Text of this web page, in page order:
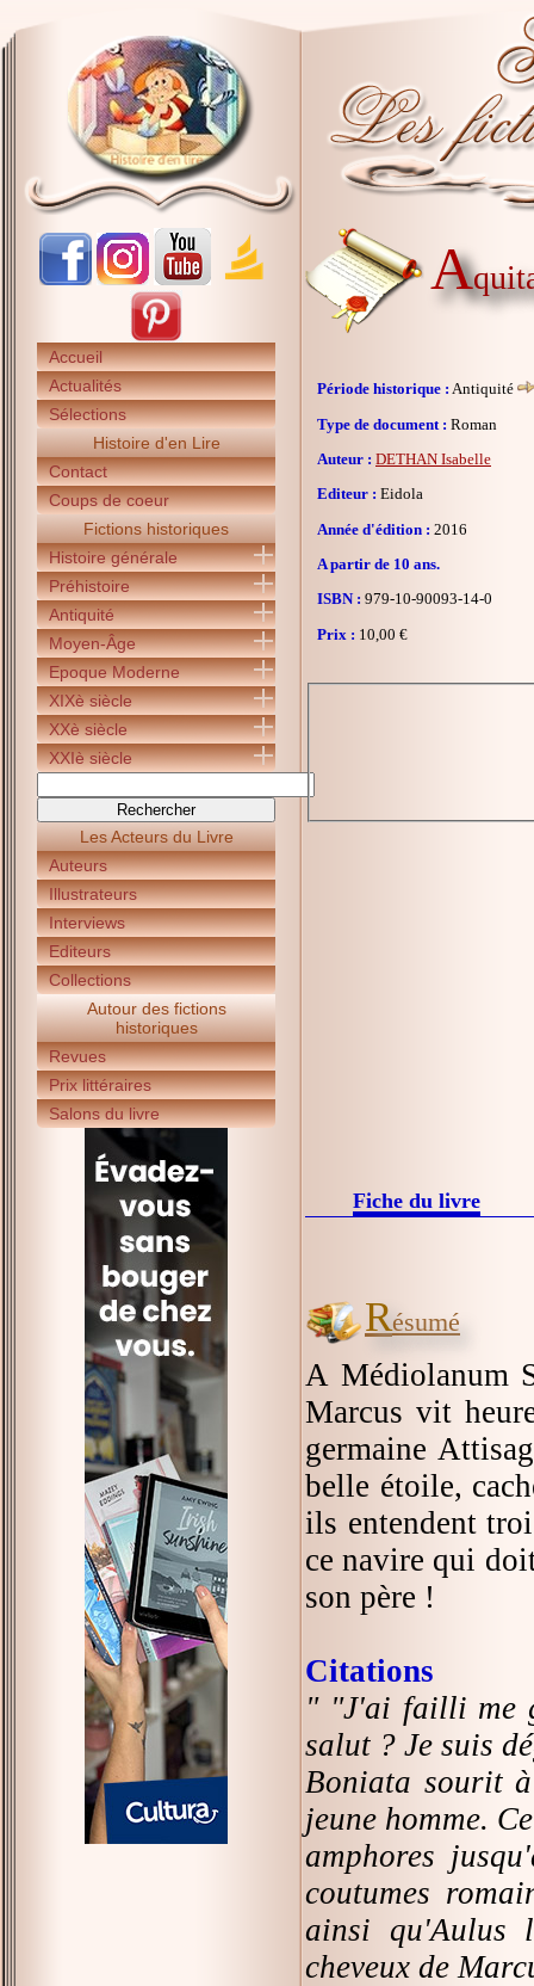
Accueil
Actualités
Sélections
Histoire d'en Lire
Contact
Coups de coeur
Fictions historiques
Histoire générale
Préhistoire
Antiquité
Moyen-Âge
Epoque Moderne
XIXè siècle
XXè siècle
XXIè siècle
Les Acteurs du Livre
Auteurs
Illustrateurs
Interviews
Editeurs
Collections
Autour des fictions
historiques
Revues
Prix littéraires
Salons du livre
A
Période historique : Antiquité
Type de document : Roman
Auteur : DETHAN Isabelle
Editeur : Eidola
Année d'édition : 2016
A partir de 10 ans.
ISBN : 979-10-90093-14-0
Prix : 10,00 €
Fiche du livre
Résumé
A Médiolanum
Marcus vit
germaine
belle étoile,
ils entendent
ce navire qui
son père !
Citations
" "J'ai failli me
salut ? Je suis
Boniata sourit
jeune homme.
amphores
coutumes
ainsi qu'Aulus
cheveux de